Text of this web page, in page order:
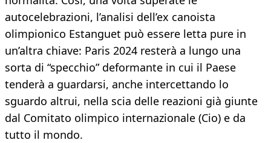
autocelebrazioni, l’analisi dell’ex canoista
olimpionico Estanguet può essere letta pure in
un’altra chiave: Paris 2024 resterà a lungo una
sorta di “specchio” deformante in cui il Paese
tenderà a guardarsi, anche intercettando lo
sguardo altrui, nella scia delle reazioni già giunte
dal Comitato olimpico internazionale (Cio) e da
tutto il mondo.